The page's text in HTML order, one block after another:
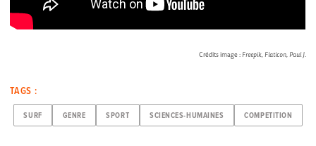
Crédits image :Freepik, Flaticon, Paul J.
TAGS :
SURF GENRE SPORT SCIENCES-HUMAINES COMPETITION